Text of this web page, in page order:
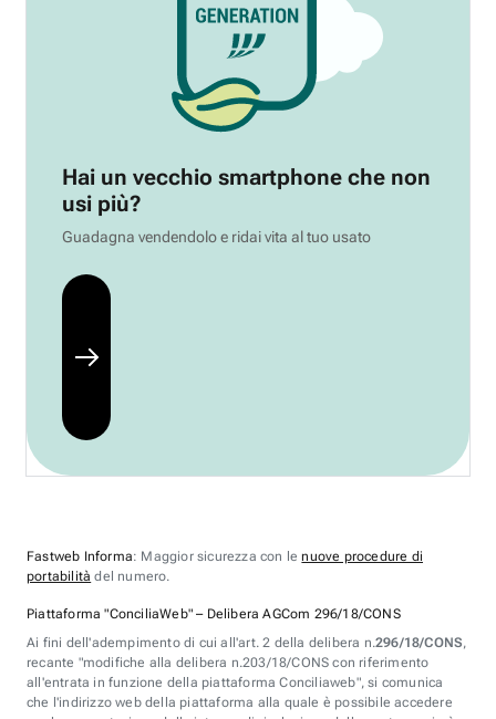
Hai un vecchio smartphone che non
usi più?
Guadagna vendendolo e ridai vita al tuo usato
Fastweb Informa: Maggior sicurezza con lenuove procedure di
portabilità del numero.
Piattaforma "ConciliaWeb" – Delibera AGCom 296/18/CONS
Ai fini dell'adempimento di cui all'art. 2 della delibera n.296/18/CONS,
recante "modifiche alla delibera n.203/18/CONS con riferimento
all'entrata in funzione della piattaforma Conciliaweb", si comunica
che l'indirizzo web della piattaforma alla quale è possibile accedere